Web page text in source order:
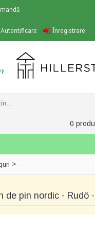
Autentificare Înregistrare
0
> Șezlong din lemn de pin